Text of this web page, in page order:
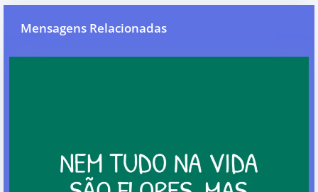
Mensagens Relacionadas